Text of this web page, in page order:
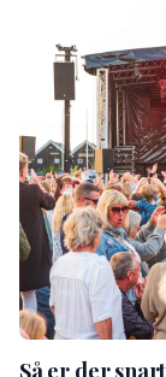
Så er der